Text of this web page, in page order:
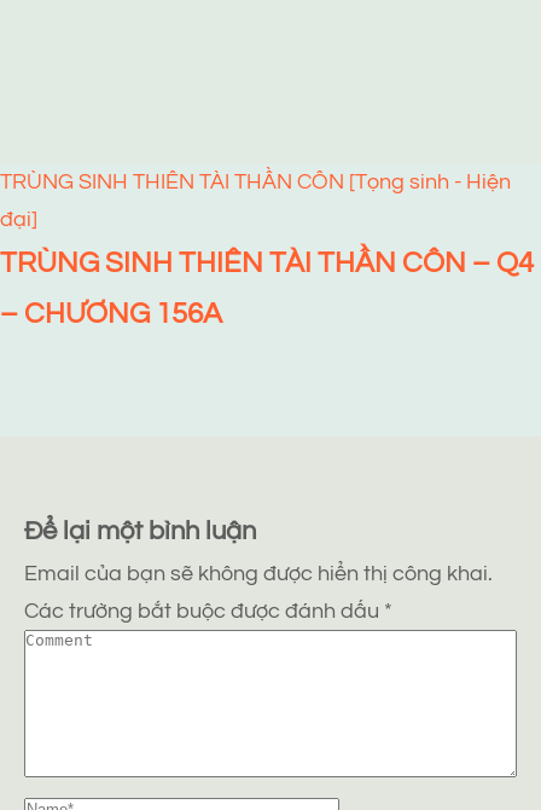
TRÙNG SINH THIÊN TÀI THẦN CÔN [Tọng sinh - Hiện
đại]
TRÙNG SINH THIÊN TÀI THẦN CÔN – Q4
– CHƯƠNG 156A
Để lại một bình luận
Email của bạn sẽ không được hiển thị công khai.
Các trường bắt buộc được đánh dấu *